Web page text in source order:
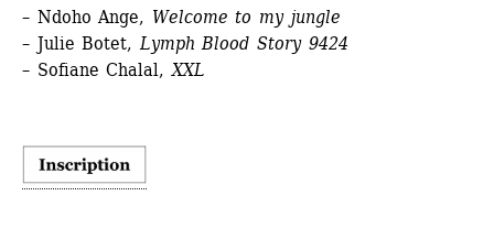
­– Ndoho Ange, Welcome to my jungle
– Julie Botet, Lymph Blood Story 9424
­– Sofiane Chalal, XXL